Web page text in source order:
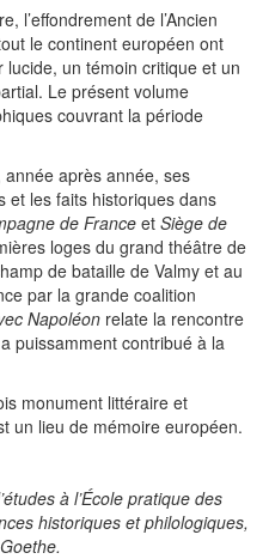
l’effondrement de l’Ancien
le continent européen ont
un témoin critique et un
Le présent volume
couvrant la période
après année, ses
et les faits historiques dans
de Franceet Siège de
loges du grand théâtre de
de bataille de Valmy et au
par la grande coalition
Napoléon relate la rencontre
puissamment contribué à la
monument littéraire et
un lieu de mémoire européen.
à l’École pratique des
historiques et philologiques,